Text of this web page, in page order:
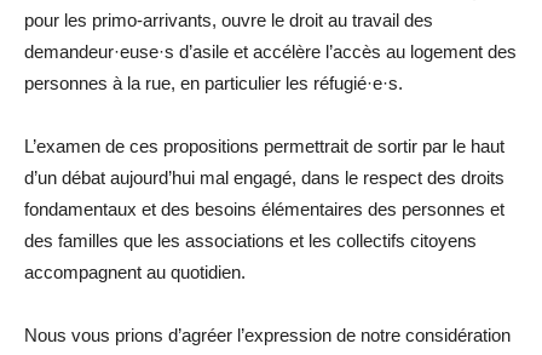
pour les primo-arrivants, ouvre le droit au travail des
demandeur·euse·s d’asile et accélère l’accès au logement des
personnes à la rue, en particulier les réfugié·e·s.
L’examen de ces propositions permettrait de sortir par le haut
d’un débat aujourd’hui mal engagé, dans le respect des droits
fondamentaux et des besoins élémentaires des personnes et
des familles que les associations et les collectifs citoyens
accompagnent au quotidien.
Nous vous prions d’agréer l’expression de notre considération